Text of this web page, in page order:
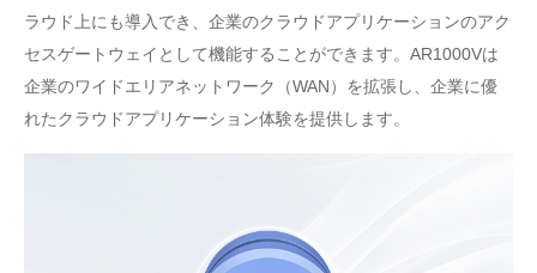
ラウド上にも導入でき、企業のクラウドアプリケーションのアク
セスゲートウェイとして機能することができます。AR1000Vは
企業のワイドエリアネットワーク（WAN）を拡張し、企業に優
れたクラウドアプリケーション体験を提供します。